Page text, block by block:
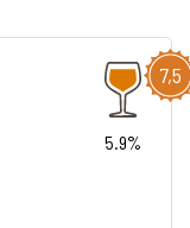
7,5
5.9%